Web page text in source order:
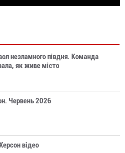
незламного півдня. Команда
як живе місто
Червень 2026
відео